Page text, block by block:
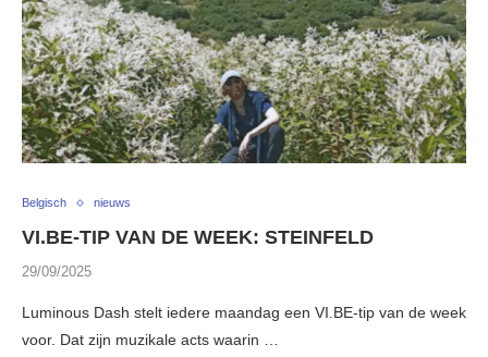
Belgisch nieuws
VI.BE-TIP VAN DE WEEK: STEINFELD
29/09/2025
Luminous Dash stelt iedere maandag een VI.BE-tip van de week
voor. Dat zijn muzikale acts waarin …